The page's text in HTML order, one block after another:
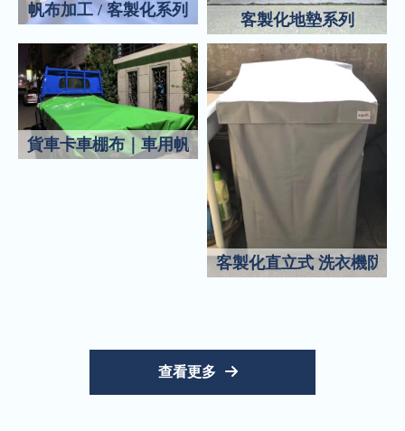
帆布加工 / 客製化系列
客製化地墊系列
貨車卡車棚布｜車用帆布｜平面帆布
客製化直立式 洗衣機防塵
查看更多